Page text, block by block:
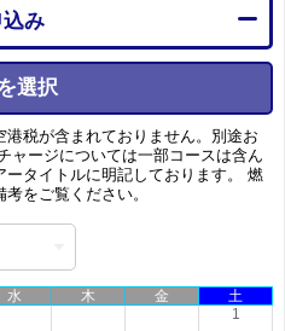
み
選択
税が含まれておりません。別途お
ャージについては一部コースは含ん
タイトルに明記しております。 燃
をご覧ください。
水 木 金
土
1